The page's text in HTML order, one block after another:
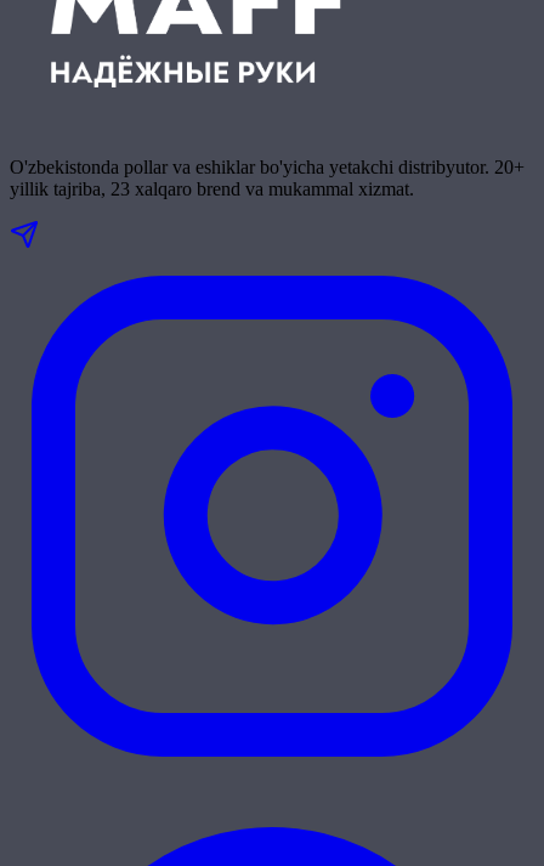
O'zbekistonda pollar va eshiklar bo'yicha yetakchi distribyutor. 20+
yillik tajriba, 23 xalqaro brend va mukammal xizmat.